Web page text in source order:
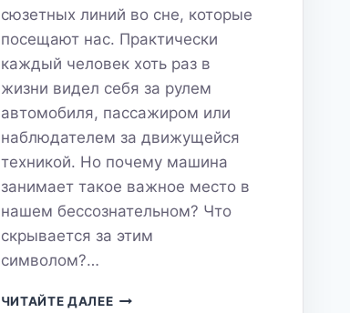
сюзетных линий во сне, которые
посещают нас. Практически
каждый человек хоть раз в
жизни видел себя за рулем
автомобиля, пассажиром или
наблюдателем за движущейся
техникой. Но почему машина
занимает такое важное место в
нашем бессознательном? Что
скрывается за этим
символом?…
ЧИТАЙТЕ ДАЛЕЕСОН